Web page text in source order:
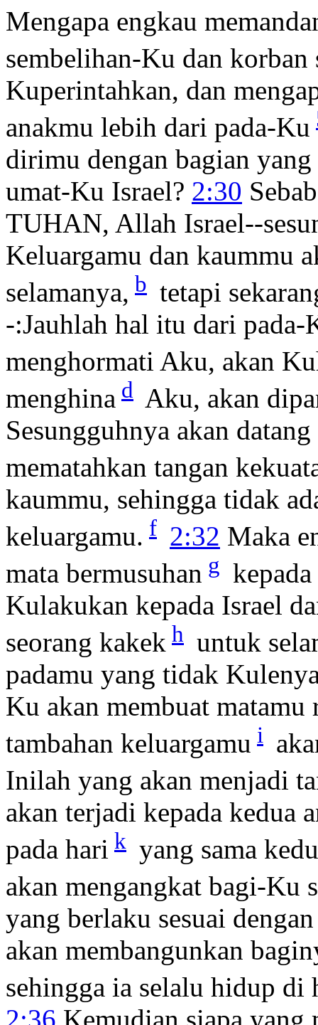
Mengapa engkau
sembelihan-Ku dan
Kuperintahkan, dan
anakmu lebih dari pada-Ku
dirimu dengan bagian
umat-Ku Israel? 2:30
TUHAN, Allah Israel--
Keluargamu dan kaummu
selamanya, b tetapi
-:Jauhlah hal itu dari pada-
menghormati Aku, akan
menghina d Aku, akan
Sesungguhnya akan
mematahkan tangan
kaummu, sehingga tidak
keluargamu. f 2:32 Maka
mata bermusuhan g
Kulakukan kepada Israel
seorang kakek h untuk
padamu yang tidak
Ku akan membuat matamu
tambahan keluargamu i
Inilah yang akan menjadi
akan terjadi kepada kedua
pada hari k yang sama
akan mengangkat bagi-Ku
yang berlaku sesuai
akan membangunkan
sehingga ia selalu hidup di
2:36 Kemudian siapa